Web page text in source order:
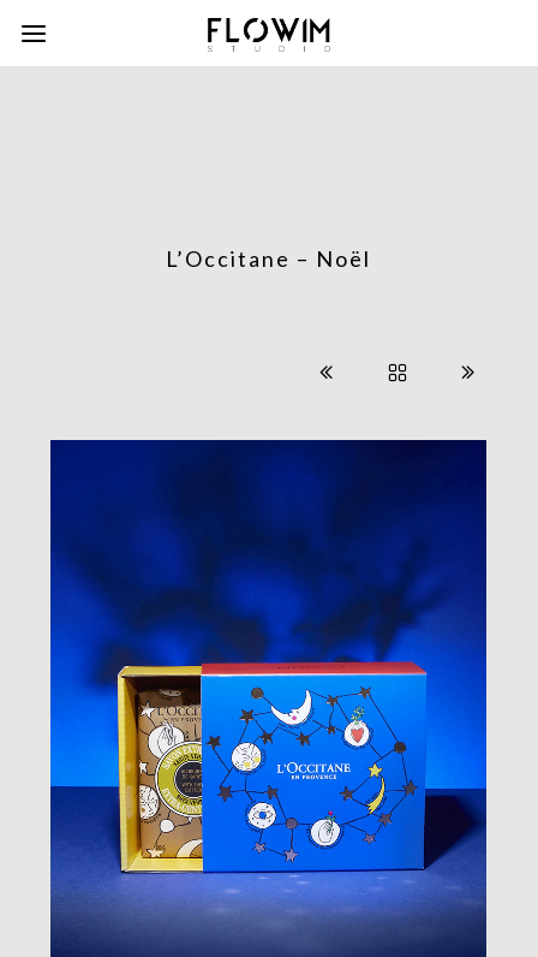
L’Occitane – Noël